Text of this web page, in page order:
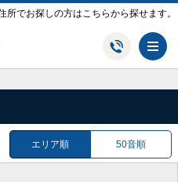
でお探しの方はこちらから探せます。
エリア順 50音順